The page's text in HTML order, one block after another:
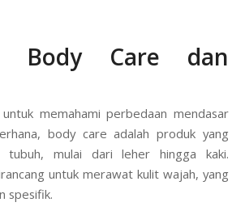
Body Care dan
memahami perbedaan mendasar
body care adalah produk yang
tubuh, mulai dari leher hingga kaki.
untuk merawat kulit wajah, yang
spesifik.